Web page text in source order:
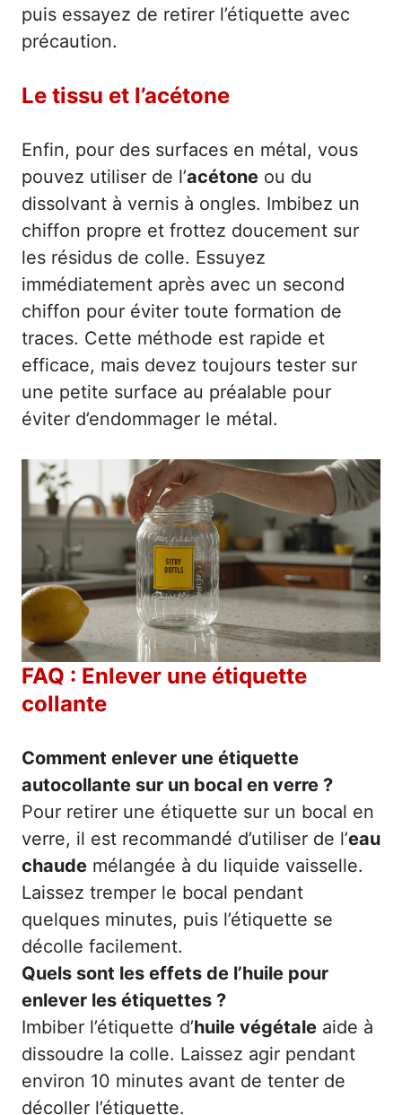
puis essayez de retirer l’étiquette avec
précaution.
Le tissu et l’acétone
Enfin, pour des surfaces en métal, vous
pouvez utiliser de l’acétone ou du
dissolvant à vernis à ongles. Imbibez un
chiffon propre et frottez doucement sur
les résidus de colle. Essuyez
immédiatement après avec un second
chiffon pour éviter toute formation de
traces. Cette méthode est rapide et
efficace, mais devez toujours tester sur
une petite surface au préalable pour
éviter d’endommager le métal.
FAQ : Enlever une étiquette
collante
Comment enlever une étiquette
autocollante sur un bocal en verre ?
Pour retirer une étiquette sur un bocal en
verre, il est recommandé d’utiliser de l’eau
chaude mélangée à du liquide vaisselle.
Laissez tremper le bocal pendant
quelques minutes, puis l’étiquette se
décolle facilement.
Quels sont les effets de l’huile pour
enlever les étiquettes ?
Imbiber l’étiquette d’huile végétale aide à
dissoudre la colle. Laissez agir pendant
environ 10 minutes avant de tenter de
décoller l’étiquette.